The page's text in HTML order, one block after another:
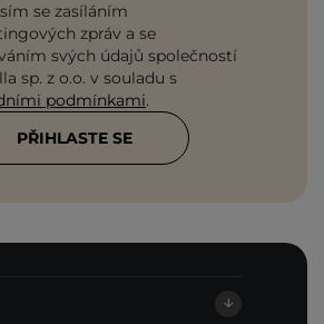
se zasíláním
zpráv a se
svých údajů společností
sp. z o.o. v souladu s
podmínkami.
PŘIHLASTE SE